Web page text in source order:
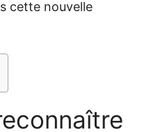
cette nouvelle